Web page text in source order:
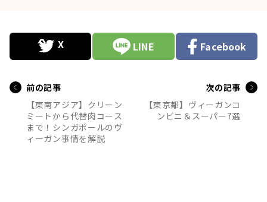
LINE Facebook
前の記事
【東南アジア】クリーン
ミートから代替肉コース
まで！シンガポールのヴ
ィーガン事情を解説
次の記事
【東京都】ヴィーガンコ
ンビニ＆スーパー7選